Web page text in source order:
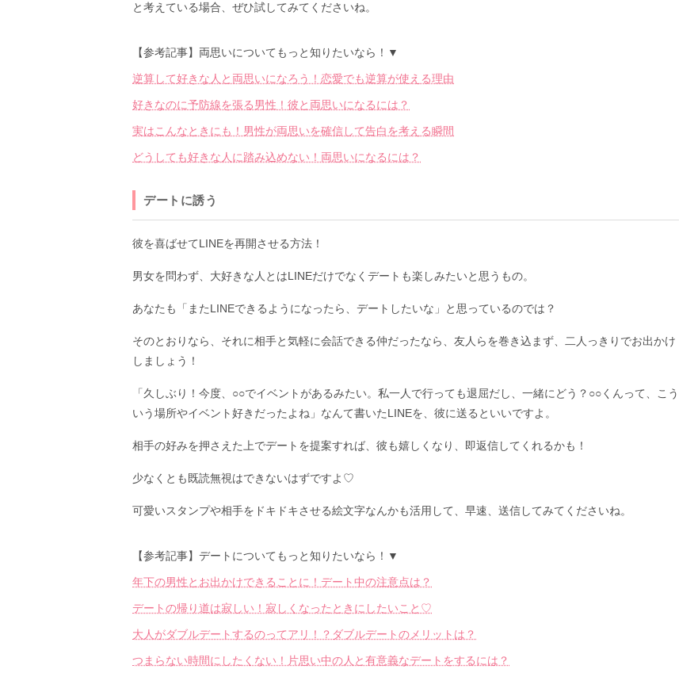
と考えている場合、ぜひ試してみてくださいね。
【参考記事】両思いについてもっと知りたいなら！▼
逆算して好きな人と両思いになろう！恋愛でも逆算が使える理由
好きなのに予防線を張る男性！彼と両思いになるには？
実はこんなときにも！男性が両思いを確信して告白を考える瞬間
どうしても好きな人に踏み込めない！両思いになるには？
デートに誘う
彼を喜ばせてLINEを再開させる方法！
男女を問わず、大好きな人とはLINEだけでなくデートも楽しみたいと思うもの。
あなたも「またLINEできるようになったら、デートしたいな」と思っているのでは？
そのとおりなら、それに相手と気軽に会話できる仲だったなら、友人らを巻き込まず、二人っきりでお出かけ
しましょう！
「久しぶり！今度、○○でイベントがあるみたい。私一人で行っても退屈だし、一緒にどう？○○くんって、こう
いう場所やイベント好きだったよね」なんて書いたLINEを、彼に送るといいですよ。
相手の好みを押さえた上でデートを提案すれば、彼も嬉しくなり、即返信してくれるかも！
少なくとも既読無視はできないはずですよ♡
可愛いスタンプや相手をドキドキさせる絵文字なんかも活用して、早速、送信してみてくださいね。
【参考記事】デートについてもっと知りたいなら！▼
年下の男性とお出かけできることに！デート中の注意点は？
デートの帰り道は寂しい！寂しくなったときにしたいこと♡
大人がダブルデートするのってアリ！？ダブルデートのメリットは？
つまらない時間にしたくない！片思い中の人と有意義なデートをするには？